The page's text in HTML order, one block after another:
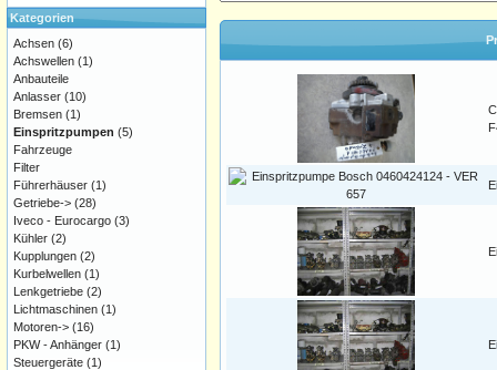
Kategorien
Achsen (6)
Achswellen (1)
Anbauteile
Anlasser (10)
Bremsen (1)
Einspritzpumpen (5)
Fahrzeuge
Filter
Führerhäuser (1)
Getriebe-> (28)
Iveco - Eurocargo (3)
Kühler (2)
Kupplungen (2)
Kurbelwellen (1)
Lenkgetriebe (2)
Lichtmaschinen (1)
Motoren-> (16)
PKW - Anhänger (1)
Steuergeräte (1)